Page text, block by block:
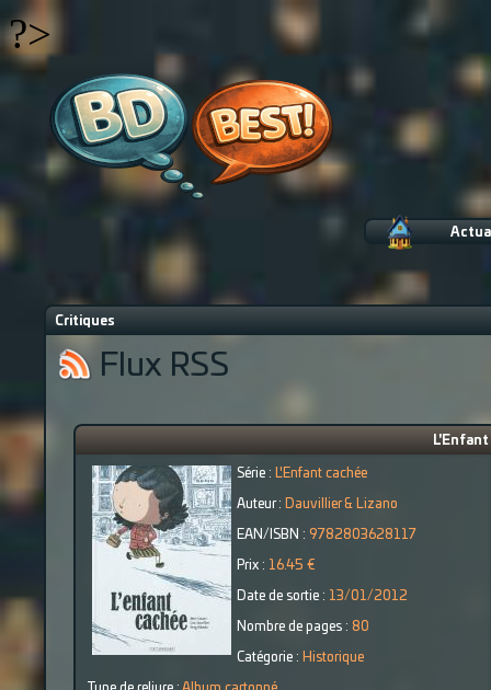
?>
Critiques
Flux RSS
L'Enfant
Série : L'Enfant cachée
Auteur : Dauvillier & Lizano
EAN/ISBN : 9782803628117
Prix : 16.45 €
Date de sortie : 13/01/2012
Nombre de pages : 80
Catégorie : Historique